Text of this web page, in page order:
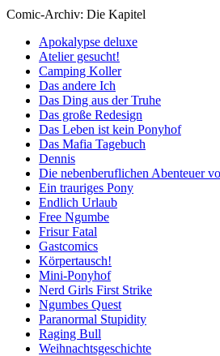
Comic-Archiv: Die Kapitel
Apokalypse deluxe
Atelier gesucht!
Camping Koller
Das andere Ich
Das Ding aus der Truhe
Das große Redesign
Das Leben ist kein Ponyhof
Das Mafia Tagebuch
Dennis
Die nebenberuflichen Abenteuer
Ein trauriges Pony
Endlich Urlaub
Free Ngumbe
Frisur Fatal
Gastcomics
Körpertausch!
Mini-Ponyhof
Nerd Girls First Strike
Ngumbes Quest
Paranormal Stupidity
Raging Bull
Weihnachtsgeschichte